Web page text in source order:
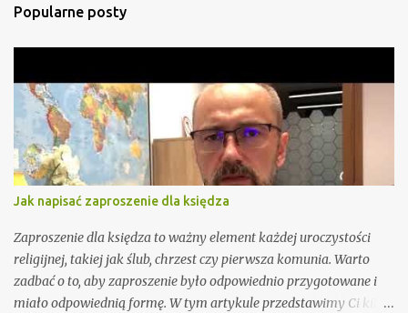
z
e
Popularne posty
Jak napisać zaproszenie dla księdza
Zaproszenie dla księdza to ważny element każdej uroczystości
religijnej, takiej jak ślub, chrzest czy pierwsza komunia. Warto
zadbać o to, aby zaproszenie było odpowiednio przygotowane i
miało odpowiednią formę. W tym artykule przedstawimy Ci kilka